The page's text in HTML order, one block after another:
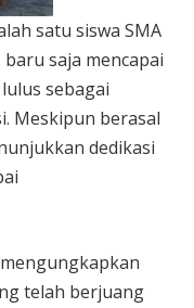
satu siswa SMA
baru saja mencapai
sebagai
Meskipun berasal
dedikasi
telah berjuang